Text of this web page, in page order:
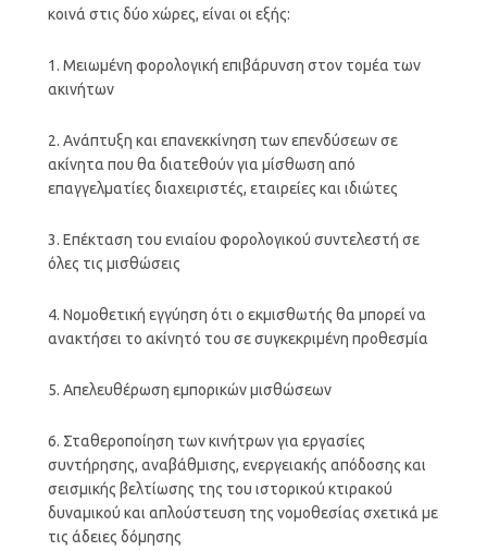
κοινά στις δύο χώρες, είναι οι εξής:
1. Μειωμένη φορολογική επιβάρυνση στον τομέα των
ακινήτων
2. Ανάπτυξη και επανεκκίνηση των επενδύσεων σε
ακίνητα που θα διατεθούν για μίσθωση από
επαγγελματίες διαχειριστές, εταιρείες και ιδιώτες
3. Επέκταση του ενιαίου φορολογικού συντελεστή σε
όλες τις μισθώσεις
4. Νομοθετική εγγύηση ότι ο εκμισθωτής θα μπορεί να
ανακτήσει το ακίνητό του σε συγκεκριμένη προθεσμία
5. Απελευθέρωση εμπορικών μισθώσεων
6. Σταθεροποίηση των κινήτρων για εργασίες
συντήρησης, αναβάθμισης, ενεργειακής απόδοσης και
σεισμικής βελτίωσης της του ιστορικού κτιρακού
δυναμικού και απλούστευση της νομοθεσίας σχετικά με
τις άδειες δόμησης